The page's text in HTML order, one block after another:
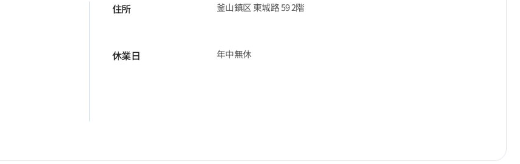
住所 釜山鎮区 東城路 59 2階
休業日 年中無休